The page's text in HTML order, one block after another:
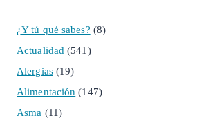
¿Y tú qué sabes? (8)
Actualidad (541)
Alergias(19)
Alimentación (147)
Asma (11)